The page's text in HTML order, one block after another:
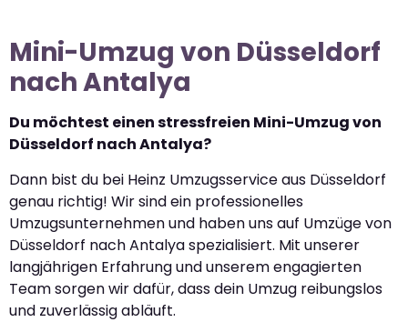
Mini-Umzug von Düsseldorf
nach Antalya
Du möchtest einen stressfreien Mini-Umzug von
Düsseldorf nach Antalya?
Dann bist du bei Heinz Umzugsservice aus Düsseldorf
genau richtig! Wir sind ein professionelles
Umzugsunternehmen und haben uns auf Umzüge von
Düsseldorf nach Antalya spezialisiert. Mit unserer
langjährigen Erfahrung und unserem engagierten
Team sorgen wir dafür, dass dein Umzug reibungslos
und zuverlässig abläuft.